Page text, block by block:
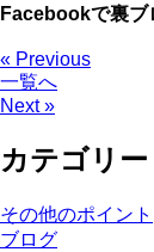
Facebookで裏ブ
« Previous
一覧へ
Next »
カテゴリー
その他のポイント
ブログ